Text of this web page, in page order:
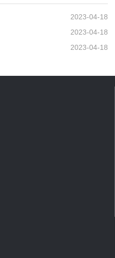
2023-04-18
2023-04-18
2023-04-18